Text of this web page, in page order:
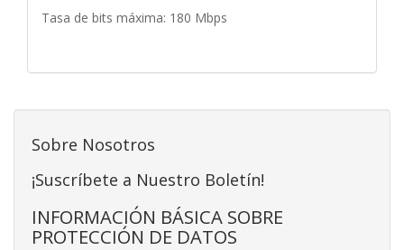
Tasa de bits máxima: 180 Mbps
Sobre Nosotros
¡Suscríbete a Nuestro Boletín!
INFORMACIÓN BÁSICA SOBRE
PROTECCIÓN DE DATOS